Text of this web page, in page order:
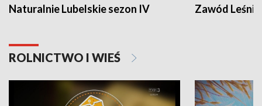
Naturalnie Lubelskie sezon IV Zawód Leśnik
ROLNICTWO I WIEŚ